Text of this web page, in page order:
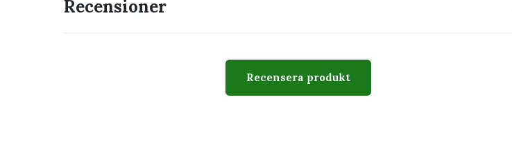
Utseende
varierar naturligt mellan exemplar. Bilden visar växtens typiska karaktär, men storlek, antal
Recensioner
Recensera produkt